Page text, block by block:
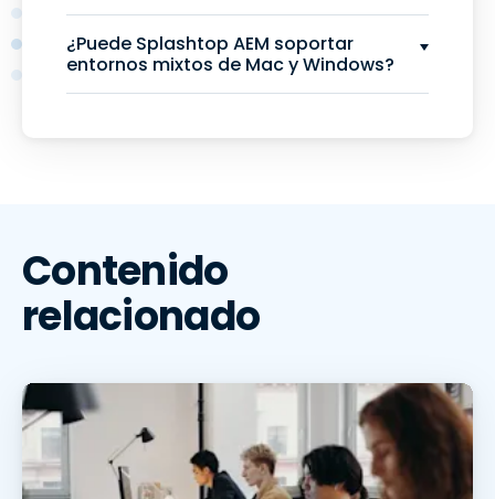
¿Puede Splashtop AEM soportar
entornos mixtos de Mac y Windows?
Contenido
relacionado